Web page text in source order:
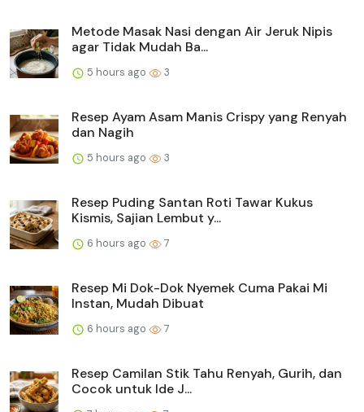
Metode Masak Nasi dengan Air Jeruk Nipis
agar Tidak Mudah Ba...
5 hours ago 3
Resep Ayam Asam Manis Crispy yang Renyah
dan Nagih
5 hours ago 3
Resep Puding Santan Roti Tawar Kukus
Kismis, Sajian Lembut y...
6 hours ago 7
Resep Mi Dok-Dok Nyemek Cuma Pakai Mi
Instan, Mudah Dibuat
6 hours ago 7
Resep Camilan Stik Tahu Renyah, Gurih, dan
Cocok untuk Ide J...